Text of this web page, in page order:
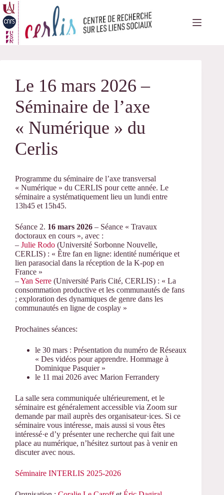
Passer
au
contenu
Le 16 mars 2026 –
Séminaire de l’axe
« Numérique » du
Cerlis
Programme du séminaire de l’axe transversal
« Numérique » du CERLIS pour cette année. Le
séminaire a systématiquement lieu un lundi entre
13h45 et 15h45.
Séance 2. 16 mars 2026 – Séance « Travaux
doctoraux en cours », avec :
– Julie Rodo (Université Sorbonne Nouvelle,
CERLIS) : « Être fan en ligne: identité numérique et
lien parasocial dans la réception de la K-pop en
France »
–Yan Serre (Université Paris Cité, CERLIS) : « La
consommation productive et les communautés de fans
; exploration des dynamiques de genre dans les
communautés en ligne de cosplay »
Prochaines séances:
le 30 mars : Présentation du numéro de Réseaux
« Des vidéos pour apprendre. Hommage à
Dominique Pasquier »
le 11 mai 2026 avec Marion Ferrandery
La salle sera communiquée ultérieurement, et le
séminaire est généralement accessible via Zoom sur
demande par mail auprès des organisateur·ices. Si ce
séminaire vous intéresse, mais aussi si vous êtes
intéressé·e d’y présenter une recherche qui fait une
place au numérique, n’hésitez surtout pas à venir en
discuter avec nous.
Séminaire INTERLIS 2025-2026